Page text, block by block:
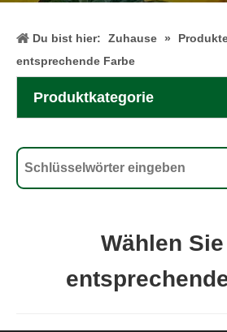
Du bist hier: Zuhause »
entsprechende Farbe
Produktkategorie
Wählen